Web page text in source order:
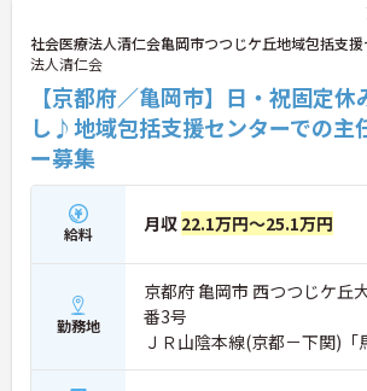
社会医療法人清仁会亀岡市つつじケ丘地域包括支援
法人清仁会
【京都府／亀岡市】日・祝固定
し♪地域包括支援センターでの主
ー募集
給料 月収 22.1万円～25.1万円
勤務地
京都府 亀岡市 西つつじケ丘
番3号
ＪＲ山陰本線(京都－下関)「
車5分